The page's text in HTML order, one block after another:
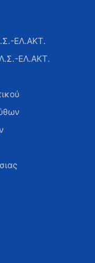
ΕΛ.ΑΚΤ.
Λ.Σ.-ΕΛ.ΑΚΤ.